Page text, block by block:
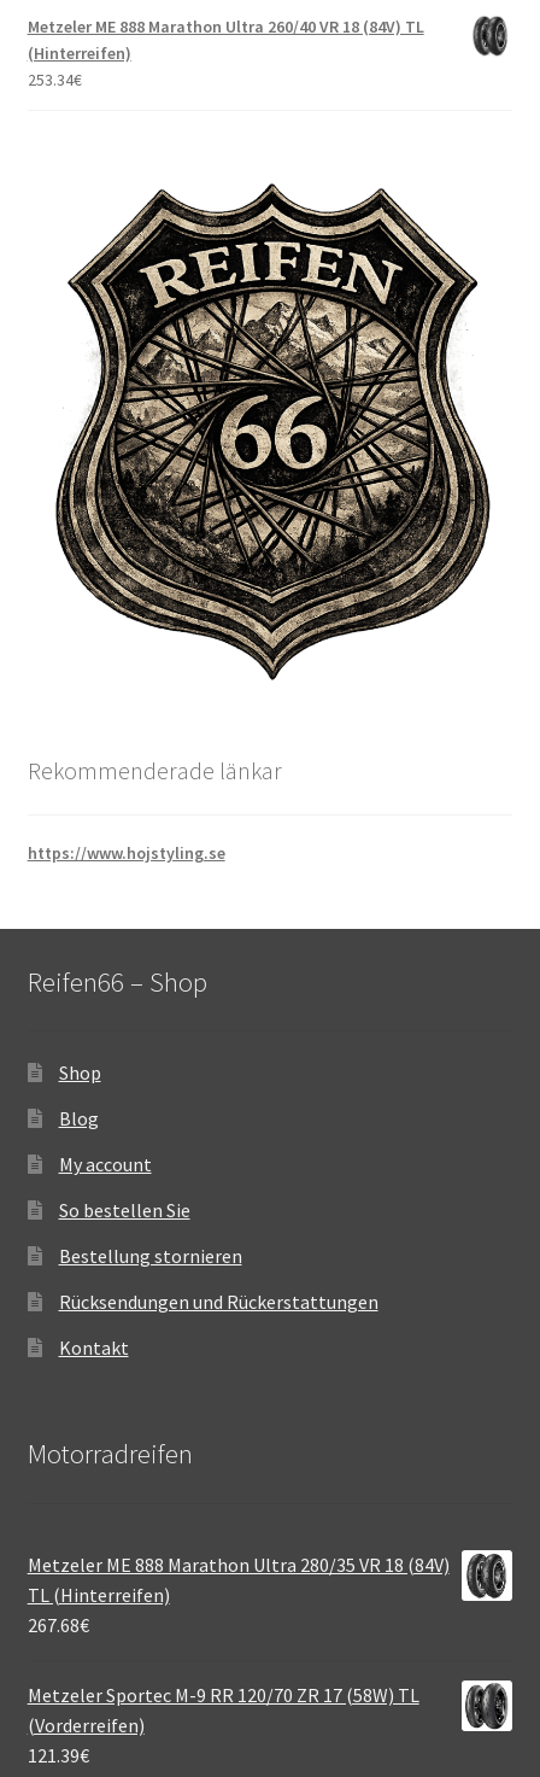
Metzeler ME 888 Marathon Ultra 260/40 VR 18 (84V) TL
(Hinterreifen)
253.34€
Rekommenderade länkar
https://www.hojstyling.se
Reifen66 – Shop
Shop
Blog
My account
So bestellen Sie
Bestellung stornieren
Rücksendungen und Rückerstattungen
Kontakt
Motorradreifen
Metzeler ME 888 Marathon Ultra 280/35 VR 18 (84V)
TL (Hinterreifen)
267.68€
Metzeler Sportec M-9 RR 120/70 ZR 17 (58W) TL
(Vorderreifen)
121.39€